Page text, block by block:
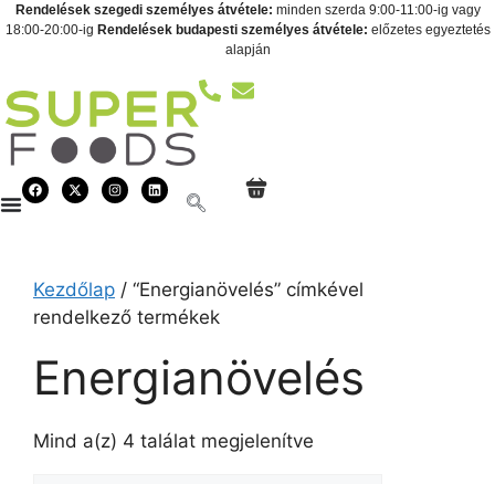
Rendelések szegedi személyes átvétele: minden szerda 9:00-11:00-ig vagy
18:00-20:00-ig Rendelések budapesti személyes átvétele: előzetes egyeztetés
alapján
Kezdőlap / “Energianövelés” címkével
rendelkező termékek
Energianövelés
Mind a(z) 4 találat megjelenítve